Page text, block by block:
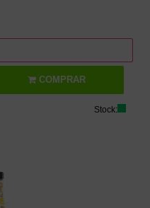
COMPRAR
Stock: